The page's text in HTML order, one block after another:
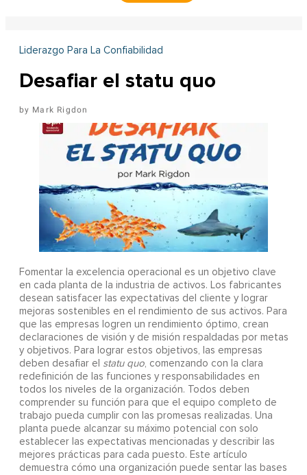
Liderazgo Para La Confiabilidad
Desafiar el statu quo
Mark Rigdon
Fomentar la excelencia operacional es un objetivo clave
en cada planta de la industria de activos. Los fabricantes
desean satisfacer las expectativas del cliente y lograr
mejoras sostenibles en el rendimiento de sus activos. Para
que las empresas logren un rendimiento óptimo, crean
declaraciones de visión y de misión respaldadas por metas
y objetivos. Para lograr estos objetivos, las empresas
deben desafiar el statu quo, comenzando con la clara
redefinición de las funciones y responsabilidades en
todos los niveles de la organización. Todos deben
comprender su función para que el equipo completo de
trabajo pueda cumplir con las promesas realizadas. Una
planta puede alcanzar su máximo potencial con solo
establecer las expectativas mencionadas y describir las
mejores prácticas para cada puesto. Este artículo
demuestra cómo una organización puede sentar las bases